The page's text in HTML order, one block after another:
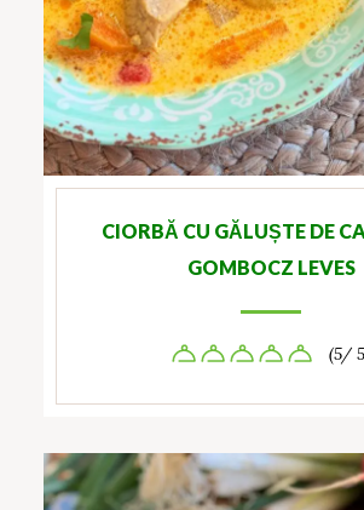
CIORBĂ CU GĂLUȘTE DE
GOMBOCZ LEVES
(5/